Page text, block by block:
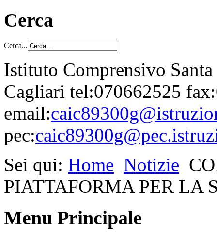
Cerca
Cerca...
Istituto Comprensivo
Cagliari tel:070662525
email:
pec:
Sei qui: Home Notizie
PIATTAFORMA PER LA
Menu Principale